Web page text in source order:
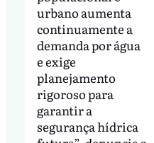
urbano aumenta
continuamente a
demanda por água
e exige
planejamento
rigoroso para
garantir a
segurança hídrica